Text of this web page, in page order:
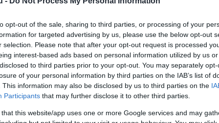
opt-out of the sale, sharing to third parties, or processing of your
for targeted advertising by us, please use the below opt-out
selection. Please note that after your opt-out request is processed
interest-based ads based on personal information utilized by us
to third parties prior to your opt-out. You may separately
of your personal information by third parties on the IAB’s list of
This information may also be disclosed by us to third parties on the
Participants that may further disclose it to other third parties.
that this website/app uses one or more Google services and may
A nézők és a feltörekvő
tehetségek is nyernének
azzal, ha hattal több
autóból állna a Formula-
kétszeres világbajnok,
A kétszeres világbajnok
brazil értékelte a
kétszeres bajnok spanyol
pilótát. Úgy érzi, Alonso
simán esélyes lehetne